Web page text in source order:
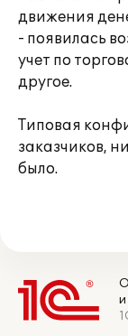
движения
- появилась
учет по
другое.
Типовая
заказчиков,
было.
и